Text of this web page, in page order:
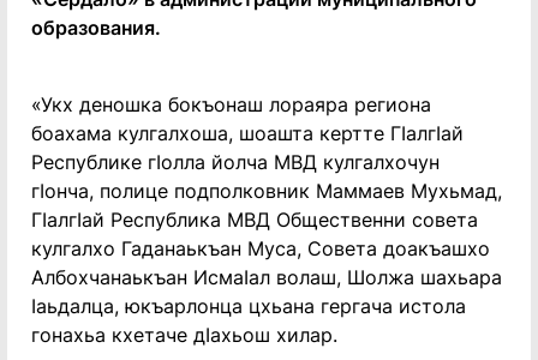
образования.
«Укх деношка бокъонаш лораяра региона
боахама кулгалхоша, шоашта кертте ГӀалгӀай
Республике гӀолла йолча МВД кулгалхочун
гӀонча, полице подполковник Маммаев Мухьмад,
ГӀалгӀай Республика МВД Общественни совета
кулгалхо Гаданаькъан Муса, Совета доакъашхо
Албохчанаькъан ИсмаӀал волаш, Шолжа шахьара
Ӏаьдалца, юкъарлонца цхьана гергача истола
гонахьа кхетаче дӀахьош хилар.